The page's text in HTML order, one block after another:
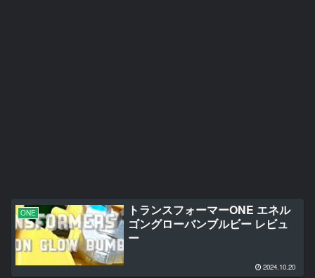
ONE
トランスフォーマーONE エネル
ゴングローバンブルビー レビュ
ー
2024.10.20